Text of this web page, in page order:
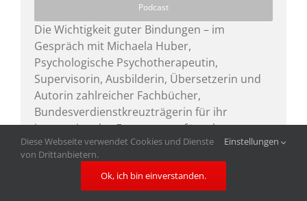
Podcast
Die Wichtigkeit guter Bindungen – im
Gespräch mit Michaela Huber,
Psychologische Psychotherapeutin,
Supervisorin, Ausbilderin, Übersetzerin und
Autorin zahlreicher Fachbücher,
Bundesverdienstkreuzträgerin für ihr
internationales Engagement für schwer
traumatisierte Menschen. www.michaela-
huber.com
Diese Webseite verwendet Cookies und Dienste
von Drittanbietern.
Einstellungen
Ok, ich bin einverstanden.